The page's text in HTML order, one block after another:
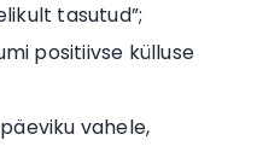
tasutud”;
positiivse külluse
vahele,